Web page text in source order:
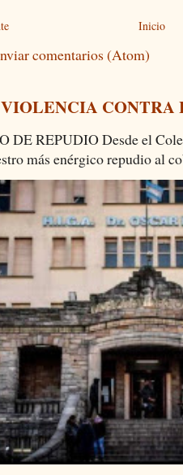
Inicio
comentarios (Atom)
DE REPUDIO Desde el
más enérgico repudio al